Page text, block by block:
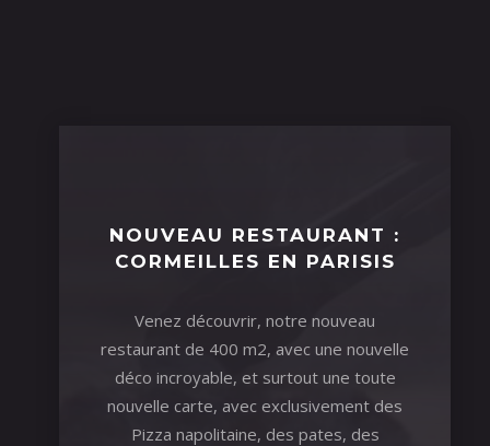
NOUVEAU RESTAURANT :
CORMEILLES EN PARISIS
Venez découvrir, notre nouveau
restaurant de 400 m2, avec une nouvelle
déco incroyable, et surtout une toute
nouvelle carte, avec exclusivement des
Pizza napolitaine, des pates, des